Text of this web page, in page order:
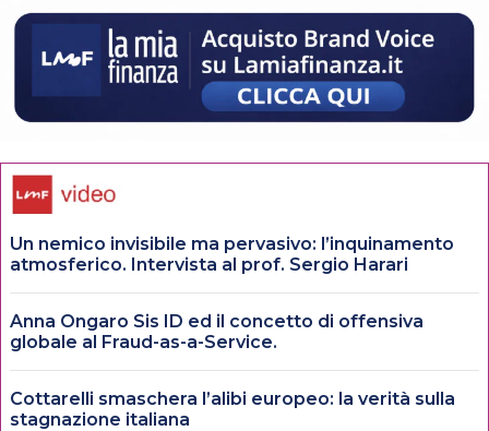
Un nemico invisibile ma pervasivo: l’inquinamento
atmosferico. Intervista al prof. Sergio Harari
Anna Ongaro Sis ID ed il concetto di offensiva
globale al Fraud-as-a-Service.
Cottarelli smaschera l’alibi europeo: la verità sulla
stagnazione italiana